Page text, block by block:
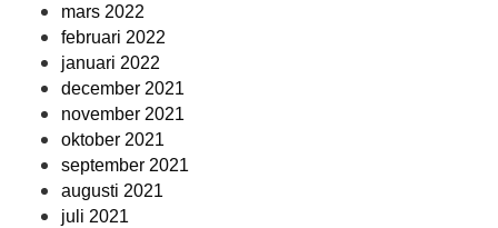
mars 2022
februari 2022
januari 2022
december 2021
november 2021
oktober 2021
september 2021
augusti 2021
juli 2021